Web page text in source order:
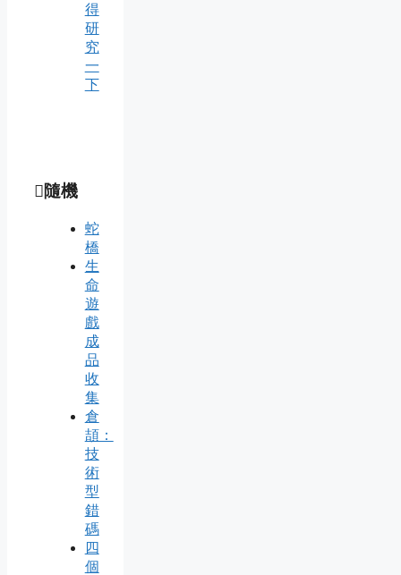
得
研
究
一
下
隨機
蛇
橋
生
命
遊
戲
成
品
收
集
倉
頡：
技
術
型
錯
碼
四
個